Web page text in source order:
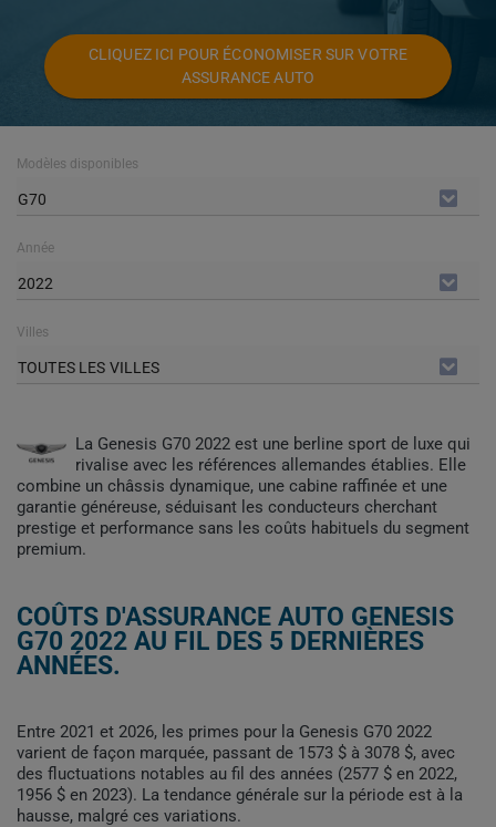
CLIQUEZ ICI POUR ÉCONOMISER SUR VOTRE
ASSURANCE AUTO
Modèles disponibles
G70
Année
2022
Villes
TOUTES LES VILLES
La Genesis G70 2022 est une berline sport de luxe qui
rivalise avec les références allemandes établies. Elle
combine un châssis dynamique, une cabine raffinée et une
garantie généreuse, séduisant les conducteurs cherchant
prestige et performance sans les coûts habituels du segment
premium.
COÛTS D'ASSURANCE AUTO GENESIS
G70 2022 AU FIL DES 5 DERNIÈRES
ANNÉES.
Entre 2021 et 2026, les primes pour la Genesis G70 2022
varient de façon marquée, passant de 1573 $ à 3078 $, avec
des fluctuations notables au fil des années (2577 $ en 2022,
1956 $ en 2023). La tendance générale sur la période est à la
hausse, malgré ces variations.